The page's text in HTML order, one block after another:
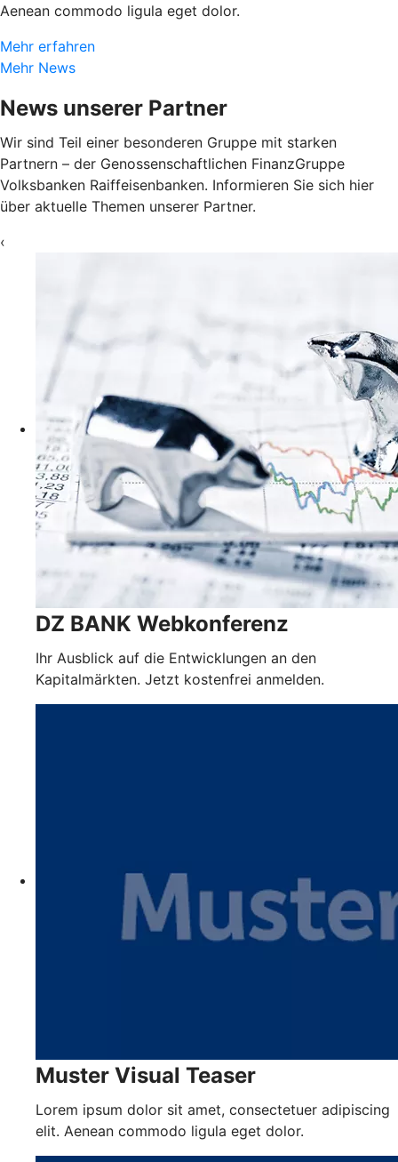
Aenean commodo ligula eget dolor.
Mehr erfahren
Mehr News
News unserer Partner
Wir sind Teil einer besonderen Gruppe mit starken
Partnern – der Genossenschaftlichen FinanzGruppe
Volksbanken Raiffeisenbanken. Informieren Sie sich hier
über aktuelle Themen unserer Partner.
‹
DZ BANK Webkonferenz
Ihr Ausblick auf die Entwicklungen an den
Kapitalmärkten. Jetzt kostenfrei anmelden.
Muster Visual Teaser
Lorem ipsum dolor sit amet, consectetuer adipiscing
elit. Aenean commodo ligula eget dolor.